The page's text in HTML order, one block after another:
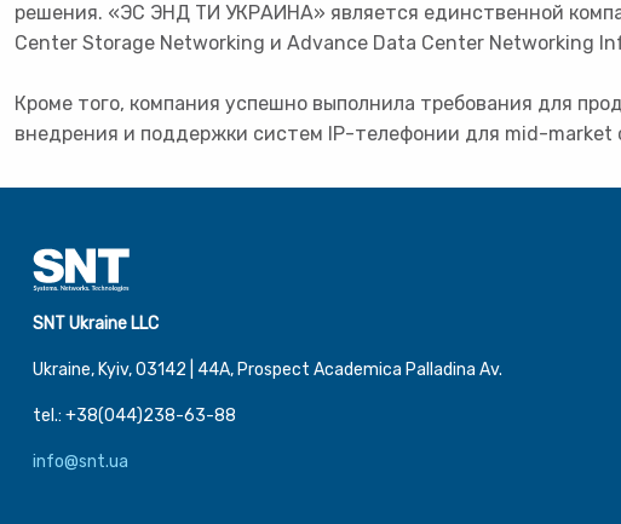
решения. «ЭС ЭНД ТИ УКРАИНА» является единственной
Center Storage Networking и Advance Data Center Networking
Кроме того, компания успешно выполнила требования для
внедрения и поддержки систем IP-телефонии для mid-market
SNT Ukraine LLC
Ukraine, Kyiv, 03142 | 44А, Prospect Academica Palladina Av.
tel.: +38(044)238-63-88
info@snt.ua